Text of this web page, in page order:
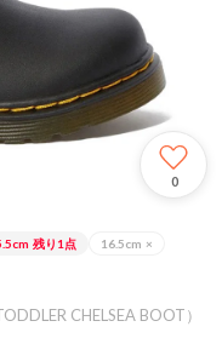
0
残り1点 16.5cm ×
CHELSEA BOOT）